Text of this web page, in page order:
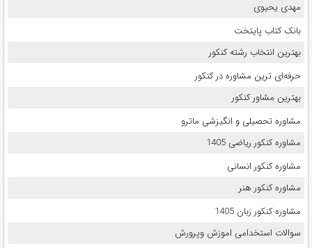
مهدی یحیوی
بانک کتاب پایتخت
بهترین انتخاب رشته کنکور
حرفه‌ای ترین مشاوره در کنکور
بهترین مشاور کنکور
مشاوره تحصیلی و انگیزشی ماترو
مشاوره کنکور ریاضی 1405
مشاوره کنکور انسانی
مشاوره کنکور هنر
مشاوره کنکور زبان 1405
سوالات استخدامی اموزش وپرورش